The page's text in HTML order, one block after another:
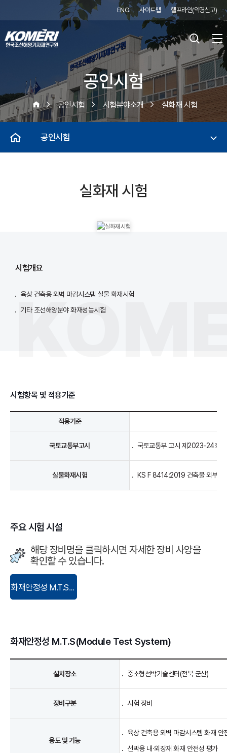
ENG 사이트맵 헬프라인(익명신고)
공인시험
공인시험 시험분야소개 실화재 시험
공인시험
실화재 시험
시험개요
육상 건축용 외벽 마감시스템 실물 화재시험
기타 조선해양분야 화재성능시험
시험항목 및 적용기준
적용기준
국토교통부고시 국토교통부 고시 제2023-24호,
실물화재시험 KS F 8414:2019 건축물 외부마
주요 시험 시설
해당 장비명을 클릭하시면 자세한 장비 사양을
확인할 수 있습니다.
화재안정성 M.T.S(Module Test System)
화재안정성 M.T.S(Module Test System)
설치장소 중소형선박기술센터(전북 군산)
장비구분 시험 장비
용도 및 기능
육상 건축용 외벽 마감시스템 화재 안
선박용 내·외장재 화재 안전성 평가